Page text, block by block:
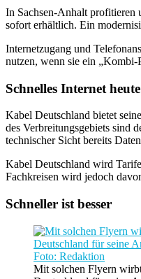
In Sachsen-Anhalt profitieren
sofort erhältlich. Ein
Internetzugang und
nutzen, wenn sie ein
Schnelles Internet
Kabel Deutschland bietet
des Verbreitungsgebiets sind
technischer Sicht bereits
Kabel Deutschland wird
Fachkreisen wird jedoch
Schneller ist besser
Mit solchen Flyern